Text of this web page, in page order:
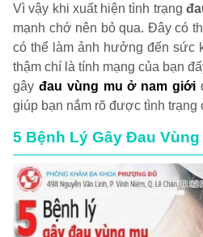
Vì vậy khi xuất hiện tình trạng
mạnh chớ nên bỏ qua. Đây có
có thể làm ảnh hưởng đến sức
thậm chí là tính mạng của bạn
gây đau vùng mu ở nam giới
giúp bạn nắm rõ được tình trạng
5 Bệnh Lý Gây Đau